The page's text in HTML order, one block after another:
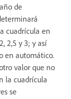
de
cuadrícula en
2,5 y 3; y así
en automático.
valor que no
la cuadrícula
se